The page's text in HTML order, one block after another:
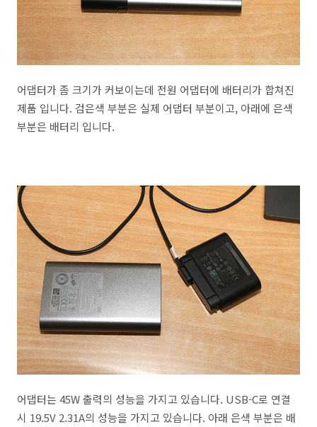
어댑터가 좀 크기가 커보이는데 전원 어댑터에 배터리가 합쳐진
제품 입니다. 검은색 부분은 실제 어댑터 부분이고, 아래에 은색
부분은 배터리 입니다.
어댑터는 45W 출력의 성능을 가지고 있습니다. USB-C로 연결
시 19.5V 2.31A의 성능을 가지고 있습니다. 아래 은색 부분은 배